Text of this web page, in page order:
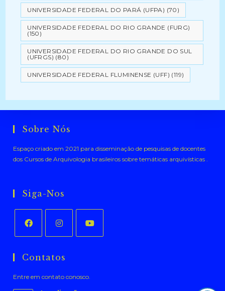
UNIVERSIDADE FEDERAL DO PARÁ (UFPA) (70)
UNIVERSIDADE FEDERAL DO RIO GRANDE (FURG)
(150)
UNIVERSIDADE FEDERAL DO RIO GRANDE DO SUL
(UFRGS) (80)
UNIVERSIDADE FEDERAL FLUMINENSE (UFF) (119)
Sobre Nós
Espaço criado em 2021 para disseminação de pesquisas de docentes
dos Cursos de Arquivologia brasileiros sobre temáticas arquivísticas .
Siga-Nos
em
nova
em
nova
nova
Contatos
Entre em contato conosco.